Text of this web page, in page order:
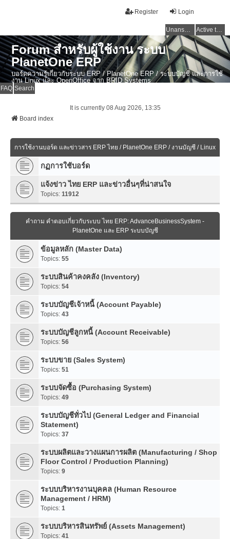
Login
Register
Unanswered topics Active topics
Forum สำหรับผู้ใช้งาน ระบบ
PlanetOne ERP
บอร์ดความรู้เกี่ยวกับระบบ ERP / PlanetOne ERP / ระบบบัญชี และการใช้
งาน Linux และ OpenOffice จาก BRID Systems
FAQ Search
It is currently 08 Aug 2026, 13:35
Board index
การใช้งานบอร์ด และข่าวสาร ERP ไทย / PlanetOne ERP / งานบัญชี / Linux
กฏการใช้บอร์ด
แจ้งข่าว ไทย ERP และข่าวอื่นๆที่น่าสนใจ
Topics: 11912
คำถาม คำตอบเกี่ยวกับระบบ ไทย ERP: AdvanceBusinessSystem -
PlanetOne และ ERP ระบบบัญชี
ข้อมูลหลัก (Master Data)
Topics: 55
ระบบสินค้าคงคลัง (Inventory)
Topics: 54
ระบบบัญชีเจ้าหนี้ (Account Payable)
Topics: 43
ระบบบัญชีลูกหนี้ (Account Receivable)
Topics: 56
ระบบขาย (Sales System)
Topics: 51
ระบบจัดซื้อ (Purchasing System)
Topics: 49
ระบบบัญชีทั่วไป (General Ledger and Financial
Statement)
Topics: 37
ระบบผลิตและวางแผนการผลิต (Manufacturing / Shop
Floor Control / Production Planning)
Topics: 9
ระบบบริหารงานบุคคล (Human Resource
Management / HRM)
Topics: 1
ระบบบริหารสินทรัพย์ (Assets Management)
Topics: 41